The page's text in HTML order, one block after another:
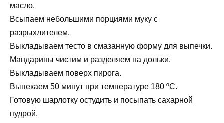
масло.
Всыпаем небольшими порциями муку с
разрыхлителем.
Выкладываем тесто в смазанную форму для выпечки.
Мандарины чистим и разделяем на дольки.
Выкладываем поверх пирога.
Выпекаем 50 минут при температуре 180 ºC.
Готовую шарлотку остудить и посыпать сахарной
пудрой.